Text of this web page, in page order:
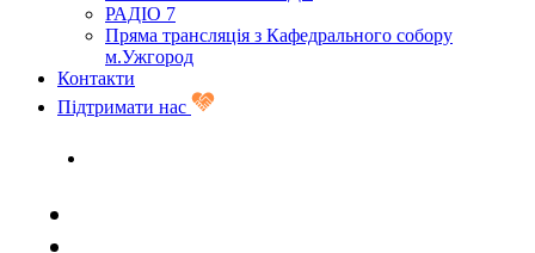
РАДІО 7
Пряма трансляція з Кафедрального собору
м.Ужгород
Контакти
Підтримати нас